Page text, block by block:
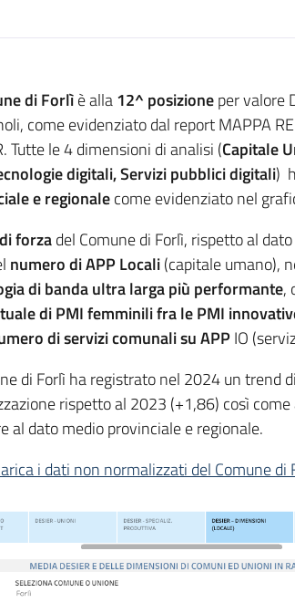
di Forlìè alla12^ posizioneper valore
come evidenziato dal report MAPPA
Tutte le 4 dimensioni di analisi (Capitale
digitali, Servizi pubblici digitali)
e regionalecome evidenziato nel
forzadel Comune di Forlì, rispetto al
numero di APP Locali(capitale umano),
di banda ultra larga più performante,
di PMI femminili fra le PMI
di servizi comunali su APPIO
di Forlì ha registrato nel 2024 un trend
rispetto al 2023 (+1,86) così
al dato medio provinciale e regionale.
i dati non normalizzati del Comune di